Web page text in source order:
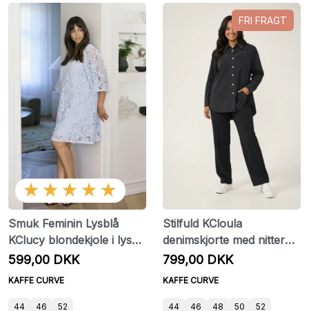
★★★★★
Smuk Feminin Lysblå
KClucy blondekjole i lys
blå fra Kaffe Curve.
599,00 DKK
KAFFE CURVE
44 46 52
FRI FRAGT
Stilfuld KCloula
denimskjorte med nitter
fra Kaffe Curve
799,00 DKK
KAFFE CURVE
44 46 48 50 52